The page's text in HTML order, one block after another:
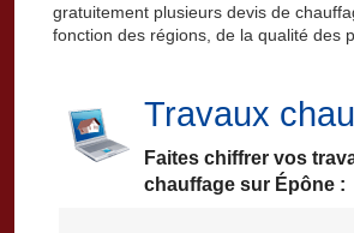
gratuitement plusieurs devis de
fonction des régions, de la qualité des
Travaux
Faites chiffrer vos
chauffage sur Épône :